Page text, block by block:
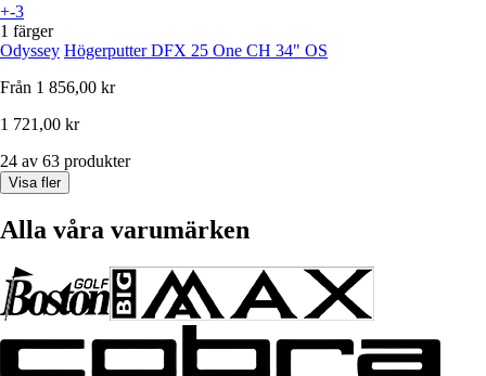
+-3
1 färger
Odyssey Högerputter DFX 25 One CH 34" OS
Från 1 856,00 kr
1 721,00 kr
24 av 63 produkter
Visa fler
Alla våra varumärken